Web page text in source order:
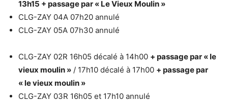
13h15 + passage par « Le Vieux Moulin »
CLG-ZAY 04A 07h20 annulé
CLG-ZAY 05A 07h30 annulé
CLG-ZAY 02R 16h05 décalé à 14h00 + passage par « le
vieux moulin » / 17h10 décalé à 17h00 + passage par
« le vieux moulin »
CLG-ZAY 03R 16h05 et 17h10 annulé